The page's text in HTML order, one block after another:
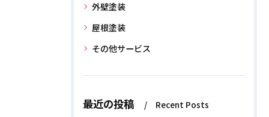
外壁塗装
屋根塗装
その他サービス
最近の投稿 Recent Posts